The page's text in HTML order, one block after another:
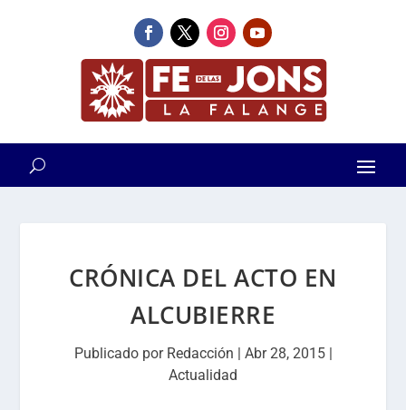
CRÓNICA DEL ACTO EN
ALCUBIERRE
Publicado por Redacción | Abr 28, 2015|
Actualidad